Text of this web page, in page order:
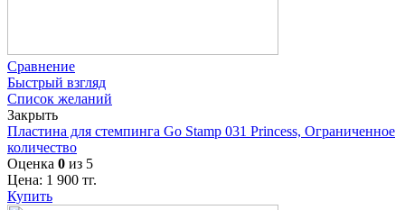
Сравнение
Быстрый взгляд
Список желаний
Закрыть
Пластина для стемпинга Go Stamp 031 Princess, Ограниченное
количество
Оценка 0 из 5
Цена: 1 900 тг.
Купить